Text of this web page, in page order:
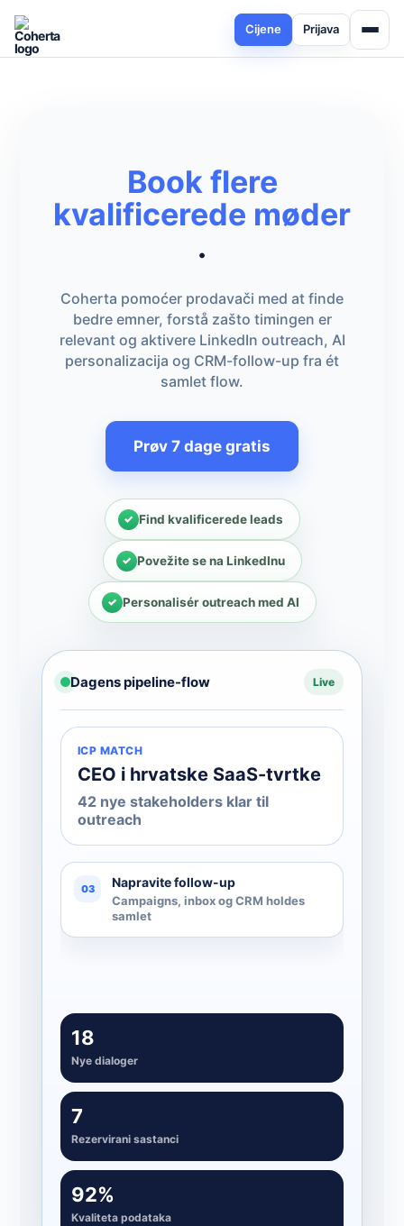
Cijene Prijava
Book flere
kvalificerede møder
.
Coherta pomoćer prodavači med at finde
bedre emner, forstå zašto timingen er
relevant og aktivere LinkedIn outreach, AI
personalizacija og CRM-follow-up fra ét
samlet flow.
Prøv 7 dage gratis
Find kvalificerede leads
Povežite se na LinkedInu
Personalisér outreach med AI
Dagens pipeline-flow Live
ICP MATCH
CEO i hrvatske SaaS-tvrtke
42 nye stakeholders klar til
outreach
03 Napravite follow-up
Campaigns, inbox og CRM holdes
samlet
18
Nye dialoger
7
Rezervirani sastanci
92%
Kvaliteta podataka